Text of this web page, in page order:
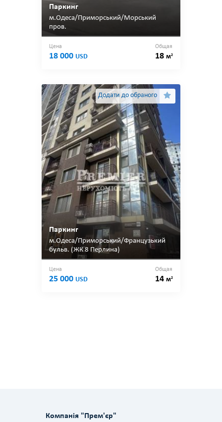
Паркинг
м.Одеса/Приморський/Морський
пров.
Цена
18 000 USD
Общая
18 м2
Додати до обраного
Паркинг
м.Одеса/Приморський/Французький
бульв. (ЖК 8 Перлина)
Цена
25 000 USD
Общая
14 м2
Компанія "Прем'єр"